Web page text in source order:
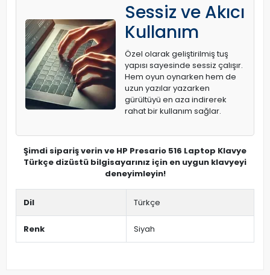
Sessiz ve Akıcı
Kullanım
Özel olarak geliştirilmiş tuş
yapısı sayesinde sessiz çalışır.
Hem oyun oynarken hem de
uzun yazılar yazarken
gürültüyü en aza indirerek
rahat bir kullanım sağlar.
Şimdi sipariş verin ve HP Presario 516 Laptop Klavye
Türkçe dizüstü bilgisayarınız için en uygun klavyeyi
deneyimleyin!
Dil Türkçe
Renk Siyah